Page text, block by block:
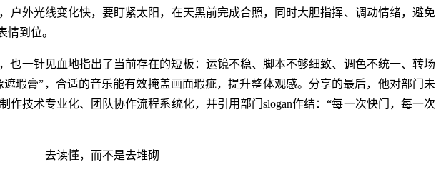
户外光线变化快，要盯紧太阳，在天黑前完成合照，同时大胆指挥、调动情绪，避免
情到位。
也一针见血地指出了当前存在的短板：运镜不稳、脚本不够细致、调色不统一、转场
瑕膏”，合适的音乐能有效掩盖画面瑕疵，提升整体观感。分享的最后，他对部门未
作技术专业化、团队协作流程系统化，并引用部门slogan作结：“每一次快门，每一次
去读懂，而不是去堆砌